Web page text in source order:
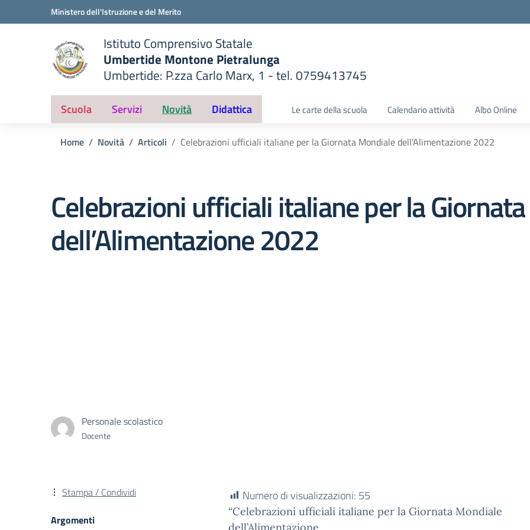
Vai ai contenuti
Vai al menu di navigazioneMinistero dell'Istruzione e del Merito
scuola
Istituto Comprensivo Statale
Umbertide Montone Pietralunga
Umbertide: P.zza Carlo Marx, 1 - tel. 0759413745
— Visita la pagina iniziale della scuola
Scuola Servizi Novità Didattica Le carte della scuola Calendario attività Albo Online
Home Novità Articoli Celebrazioni ufficiali italiane per la Giornata Mondiale dell’Alimentazione 2022
Celebrazioni ufficiali italiane per la
dell’Alimentazione 2022
Personale scolastico
Docente
Numero di visualizzazioni: 55
“Celebrazioni ufficiali italiane per la Giornata Mondiale
Stampa / Condividi
Argomenti